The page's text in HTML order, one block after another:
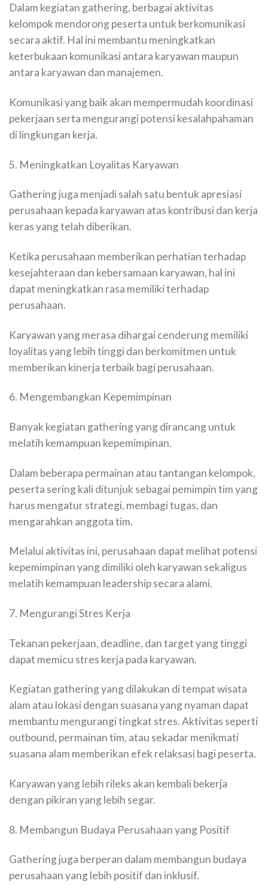
Dalam kegiatan gathering, berbagai aktivitas
kelompok mendorong peserta untuk berkomunikasi
secara aktif. Hal ini membantu meningkatkan
keterbukaan komunikasi antara karyawan maupun
antara karyawan dan manajemen.
Komunikasi yang baik akan mempermudah koordinasi
pekerjaan serta mengurangi potensi kesalahpahaman
di lingkungan kerja.
5. Meningkatkan Loyalitas Karyawan
Gathering juga menjadi salah satu bentuk apresiasi
perusahaan kepada karyawan atas kontribusi dan kerja
keras yang telah diberikan.
Ketika perusahaan memberikan perhatian terhadap
kesejahteraan dan kebersamaan karyawan, hal ini
dapat meningkatkan rasa memiliki terhadap
perusahaan.
Karyawan yang merasa dihargai cenderung memiliki
loyalitas yang lebih tinggi dan berkomitmen untuk
memberikan kinerja terbaik bagi perusahaan.
6. Mengembangkan Kepemimpinan
Banyak kegiatan gathering yang dirancang untuk
melatih kemampuan kepemimpinan.
Dalam beberapa permainan atau tantangan kelompok,
peserta sering kali ditunjuk sebagai pemimpin tim yang
harus mengatur strategi, membagi tugas, dan
mengarahkan anggota tim.
Melalui aktivitas ini, perusahaan dapat melihat potensi
kepemimpinan yang dimiliki oleh karyawan sekaligus
melatih kemampuan leadership secara alami.
7. Mengurangi Stres Kerja
Tekanan pekerjaan, deadline, dan target yang tinggi
dapat memicu stres kerja pada karyawan.
Kegiatan gathering yang dilakukan di tempat wisata
alam atau lokasi dengan suasana yang nyaman dapat
membantu mengurangi tingkat stres. Aktivitas seperti
outbound, permainan tim, atau sekadar menikmati
suasana alam memberikan efek relaksasi bagi peserta.
Karyawan yang lebih rileks akan kembali bekerja
dengan pikiran yang lebih segar.
8. Membangun Budaya Perusahaan yang Positif
Gathering juga berperan dalam membangun budaya
perusahaan yang lebih positif dan inklusif.